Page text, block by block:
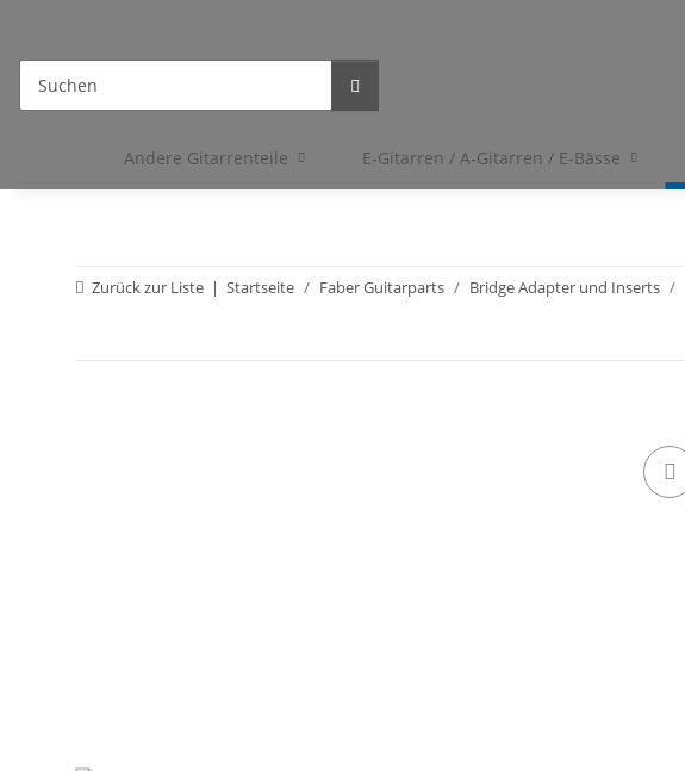
Andere Gitarrenteile E-Gitarren / A-Gitarren / E-Bässe
Zurück zur Liste Startseite Faber Guitarparts Bridge Adapter und Inserts